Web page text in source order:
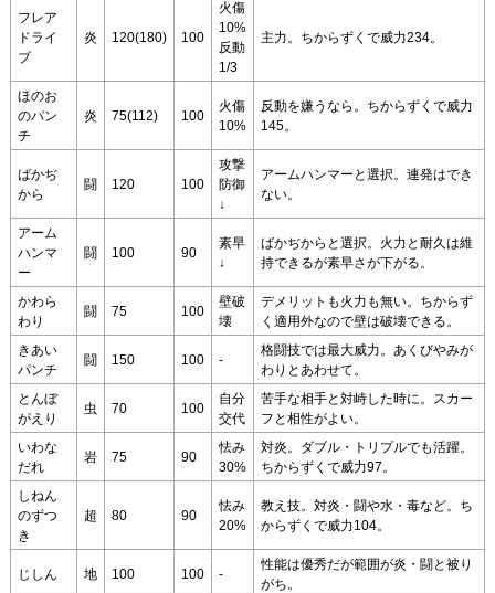
フレア
ドライ
ブ
炎 120(180) 100
火傷
10%
反動
1/3
主力。ちからずくで威力234。
ほのお
のパン
チ
炎 75(112) 100
火傷
10%
反動を嫌うなら。ちからずくで威力
145。
ばかぢ
から
闘 120 100
攻撃
防御
↓
アームハンマーと選択。連発はでき
ない。
アーム
ハンマ
ー
闘 100 90
素早
↓
ばかぢからと選択。火力と耐久は維
持できるが素早さが下がる。
かわら
わり
闘 75 100
壁破
壊
デメリットも火力も無い。ちからず
く適用外なので壁は破壊できる。
きあい
パンチ
闘 150 100 -
格闘技では最大威力。あくびやみが
わりとあわせて。
とんぼ
がえり
虫 70 100
自分
交代
苦手な相手と対峙した時に。スカー
フと相性がよい。
いわな
だれ
岩 75 90
怯み
30%
対炎。ダブル・トリプルでも活躍。
ちからずくで威力97。
しねん
のずつ
き
超 80 90
怯み
20%
教え技。対炎・闘や水・毒など。ち
からずくで威力104。
じしん 地 100 100 -
性能は優秀だが範囲が炎・闘と被り
がち。